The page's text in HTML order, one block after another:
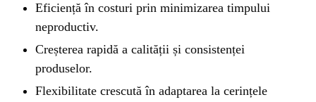
Eficiență în costuri prin minimizarea timpului
neproductiv.
Creșterea rapidă a calității și consistenței
produselor.
Flexibilitate crescută în adaptarea la cerințele